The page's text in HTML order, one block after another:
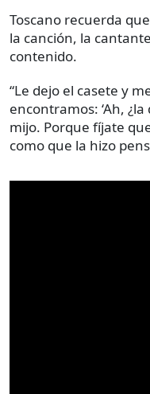
Toscano recuerda
la canción, la
contenido.
“Le dejo el casete y
encontramos: ‘Ah,
mijo. Porque fíjate
como que la hizo